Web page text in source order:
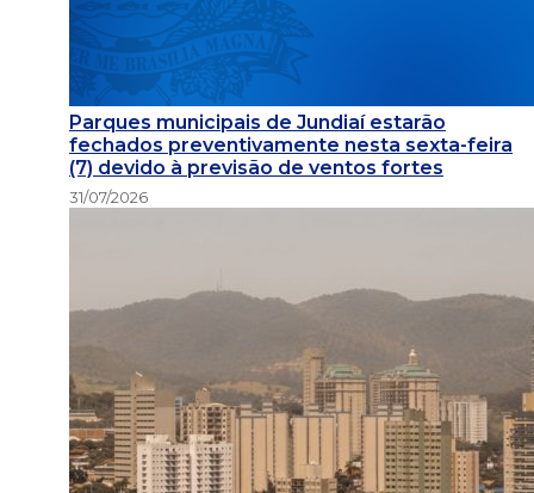
Parques municipais de Jundiaí estarão
fechados preventivamente nesta sexta-feira
(7) devido à previsão de ventos fortes
31/07/2026